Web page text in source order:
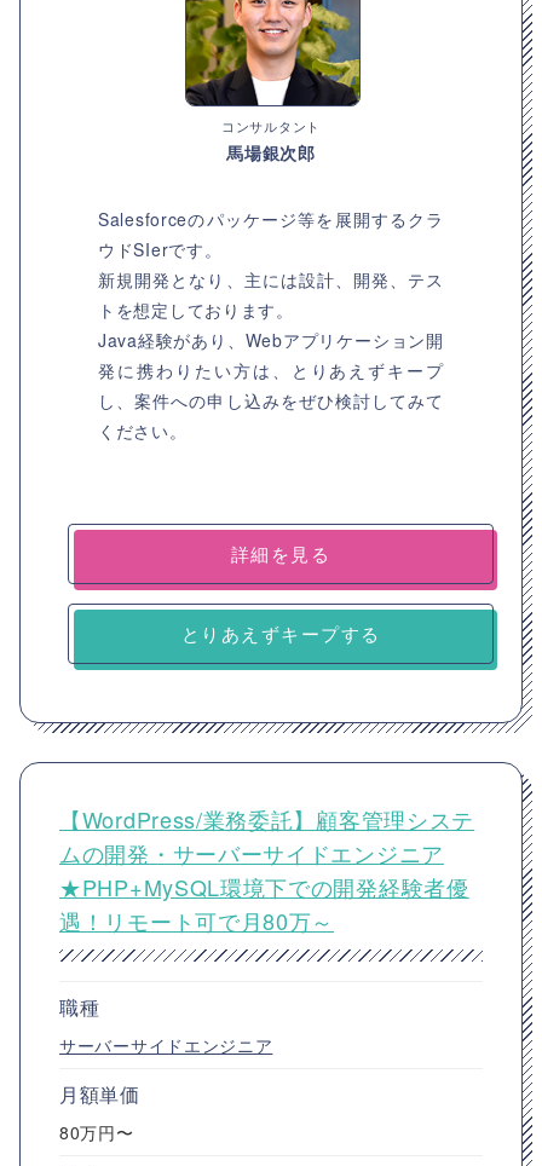
コンサルタント
馬場銀次郎
Salesforceのパッケージ等を展開するクラ
ウドSIerです。
新規開発となり、主には設計、開発、テス
トを想定しております。
Java経験があり、Webアプリケーション開
発に携わりたい方は、とりあえずキープ
し、案件への申し込みをぜひ検討してみて
ください。
詳細を見る
とりあえずキープする
【WordPress/業務委託】顧客管理システ
ムの開発・サーバーサイドエンジニア
★PHP+MySQL環境下での開発経験者優
遇！リモート可で月80万～
職種
サーバーサイドエンジニア
月額単価
80万円〜